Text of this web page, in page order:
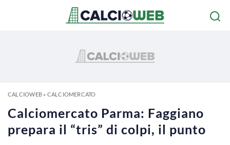
CALCIOWEB» CALCIOMERCATO
Calciomercato Parma: Faggiano
prepara il “tris” di colpi, il punto